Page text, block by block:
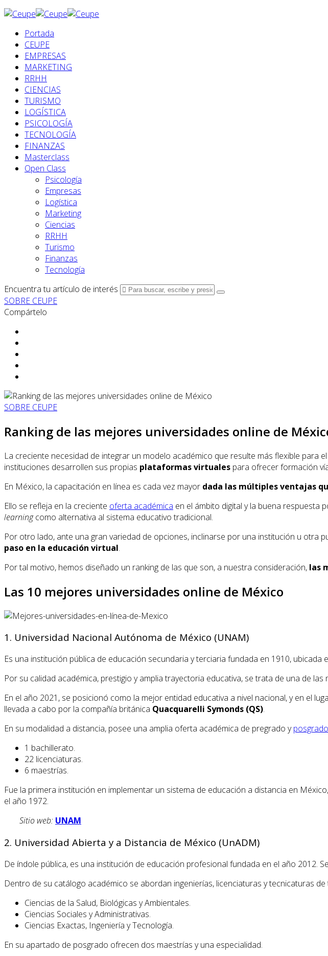
Portada
CEUPE
EMPRESAS
MARKETING
RRHH
CIENCIAS
TURISMO
LOGÍSTICA
PSICOLOGÍA
TECNOLOGÍA
FINANZAS
Masterclass
Open Class
Psicología
Empresas
Logística
Marketing
Ciencias
RRHH
Turismo
Finanzas
Tecnología
Encuentra tu artículo de interés
SOBRE CEUPE
Compártelo
SOBRE CEUPE
Ranking de las mejores universidades online de
La creciente necesidad de integrar un modelo académico que resulte más flexible para
instituciones desarrollen sus propias plataformas virtuales para ofrecer formación
En México, la capacitación en línea es cada vez mayor dada las múltiples ventajas
Ello se refleja en la creciente oferta académica en el ámbito digital y la buena respuesta
learningcomo alternativa al sistema educativo tradicional.
Por otro lado, ante una gran variedad de opciones, inclinarse por una institución u
paso en la educación virtual.
Por tal motivo, hemos diseñado un ranking de las que son, a nuestra consideración, las
Las 10 mejores universidades online de México
1. Universidad Nacional Autónoma de México (UNAM)
Es una institución pública de educación secundaria y terciaria fundada en 1910, ubicada
Por su calidad académica, prestigio y amplia trayectoria educativa, se trata de una de
En el año 2021, se posicionó como la mejor entidad educativa a nivel nacional, y en el
llevada a cabo por la compañía británica Quacquarelli Symonds (QS).
En su modalidad a distancia, posee una amplia oferta académica de pregrado yposgrado
1 bachillerato.
22 licenciaturas.
6 maestrías.
Fue la primera institución en implementar un sistema de educación a distancia en
el año 1972.
Sitio web: UNAM
2. Universidad Abierta y a Distancia de México (UnADM)
De índole pública, es una institución de educación profesional fundada en el año 2012.
Dentro de su catálogo académico se abordan ingenierías, licenciaturas y tecnicaturas
Ciencias de la Salud, Biológicas y Ambientales.
Ciencias Sociales y Administrativas.
Ciencias Exactas, Ingeniería y Tecnología.
En su apartado de posgrado ofrecen dos maestrías y una especialidad.